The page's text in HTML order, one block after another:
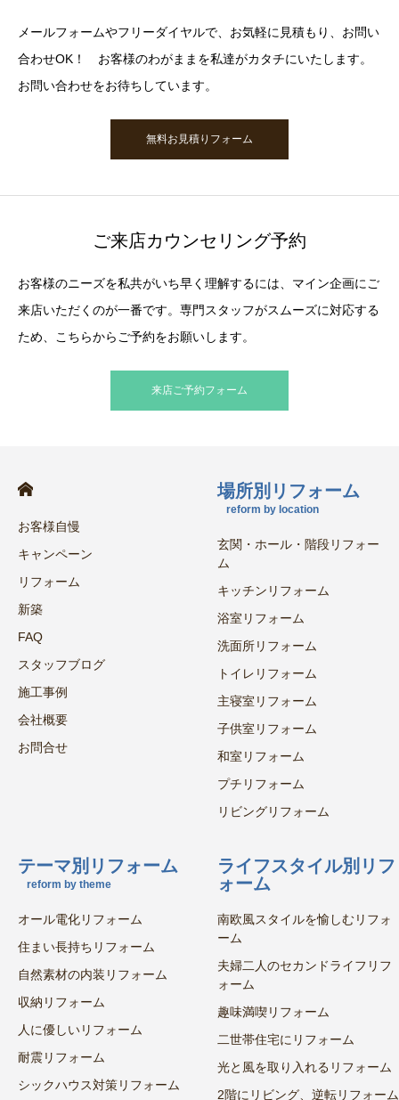
メールフォームやフリーダイヤルで、お気軽に見積もり、お問い
合わせOK！ お客様のわがままを私達がカタチにいたします。
お問い合わせをお待ちしています。
無料お見積りフォーム
ご来店カウンセリング予約
お客様のニーズを私共がいち早く理解するには、マイン企画にご
来店いただくのが一番です。専門スタッフがスムーズに対応する
ため、こちらからご予約をお願いします。
来店ご予約フォーム
お客様自慢
キャンペーン
リフォーム
新築
FAQ
スタッフブログ
施工事例
会社概要
お問合せ
場所別リフォーム
reform by location
玄関・ホール・階段リフォー
ム
キッチンリフォーム
浴室リフォーム
洗面所リフォーム
トイレリフォーム
主寝室リフォーム
子供室リフォーム
和室リフォーム
プチリフォーム
リビングリフォーム
テーマ別リフォーム
reform by theme
オール電化リフォーム
住まい長持ちリフォーム
自然素材の内装リフォーム
収納リフォーム
人に優しいリフォーム
耐震リフォーム
シックハウス対策リフォーム
ライフスタイル別リフ
ォーム
南欧風スタイルを愉しむリフォ
ーム
夫婦二人のセカンドライフリフ
ォーム
趣味満喫リフォーム
二世帯住宅にリフォーム
光と風を取り入れるリフォーム
2階にリビング、逆転リフォーム